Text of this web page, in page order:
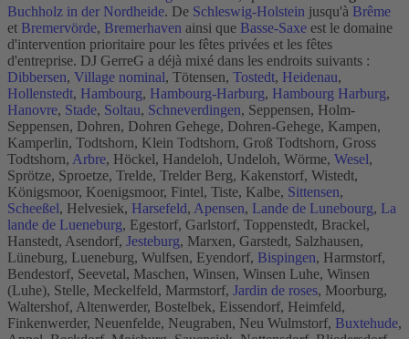
Buchholz in der Nordheide. De Schleswig-Holstein jusqu'à Brême
et Bremervörde, Bremerhaven ainsi que Basse-Saxe est le domaine
d'intervention prioritaire pour les fêtes privées et les fêtes
d'entreprise. DJ GerreG a déjà mixé dans les endroits suivants :
Dibbersen, Village nominal, Tötensen, Tostedt, Heidenau,
Hollenstedt, Hambourg, Hambourg-Harburg, Hambourg Harburg,
Hanovre, Stade, Soltau, Schneverdingen, Seppensen, Holm-
Seppensen, Dohren, Dohren Gehege, Dohren-Gehege, Kampen,
Kamperlin, Todtshorn, Klein Todtshorn, Groß Todtshorn, Gross
Todtshorn, Arbre, Höckel, Handeloh, Undeloh, Wörme, Wesel,
Sprötze, Sproetze, Trelde, Trelder Berg, Kakenstorf, Wistedt,
Königsmoor, Koenigsmoor, Fintel, Tiste, Kalbe, Sittensen,
Scheeßel, Helvesiek, Harsefeld, Apensen, Lande de Lunebourg, La
lande de Lueneburg, Egestorf, Garlstorf, Toppenstedt, Brackel,
Hanstedt, Asendorf, Jesteburg, Marxen, Garstedt, Salzhausen,
Lüneburg, Lueneburg, Wulfsen, Eyendorf, Bispingen, Harmstorf,
Bendestorf, Seevetal, Maschen, Winsen, Winsen Luhe, Winsen
(Luhe), Stelle, Meckelfeld, Marmstorf, Jardin de roses, Moorburg,
Waltershof, Altenwerder, Bostelbek, Eissendorf, Heimfeld,
Finkenwerder, Neuenfelde, Neugraben, Neu Wulmstorf, Buxtehude,